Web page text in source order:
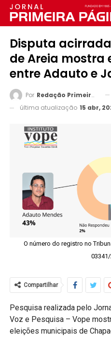
Disputa
de Areia mostra
entre Adauto e
Por Redação Primeira Página
última atualização 15 abr,
O número do registro no
03341/
Compartilhar
Pesquisa realizada pelo
Voz e Pesquisa – Vope
eleições municipais de